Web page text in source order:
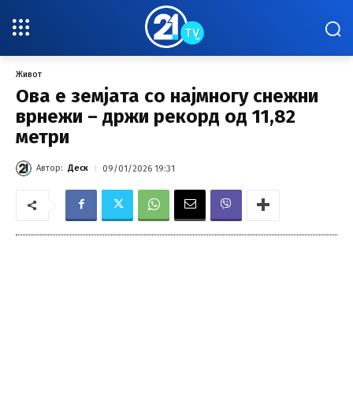
Живот
Ова е земјата со најмногу снежни
врнежи – држи рекорд од 11,82
метри
Автор: Деск 09/01/2026 19:31